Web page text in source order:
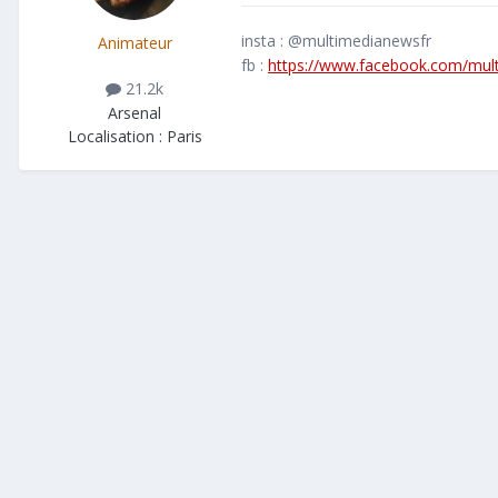
Animateur
21.2k
Arsenal
Localisation : Paris
insta : @multimedianewsfr
fb : https://www.facebook.com/